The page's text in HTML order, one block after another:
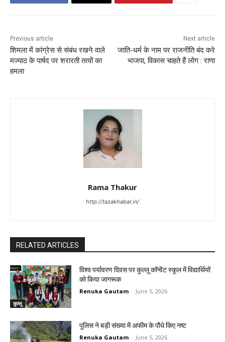
Previous article
शिमला में कांग्रेस से संबंध रखने वाले
मज्याठ के पार्षद पर शरारती तत्वों का
हमला
Next article
जाति-धर्म के नाम पर राजनीति बंद करे
भाजपा, विकास चाहते हैं लोग : राणा
Rama Thakur
http://tazakhabar.in/
RELATED ARTICLES
कुल्लू
विश्व पर्यावरण दिवस पर कुल्लू कॉन्वेंट स्कूल में विद्यार्थियों
को किया जागरूक
Renuka Gautam - June 5, 2026
पुलिस ने बड़ी संख्या में अफीम के पौधे किए नष्ट
Renuka Gautam - June 5, 2026